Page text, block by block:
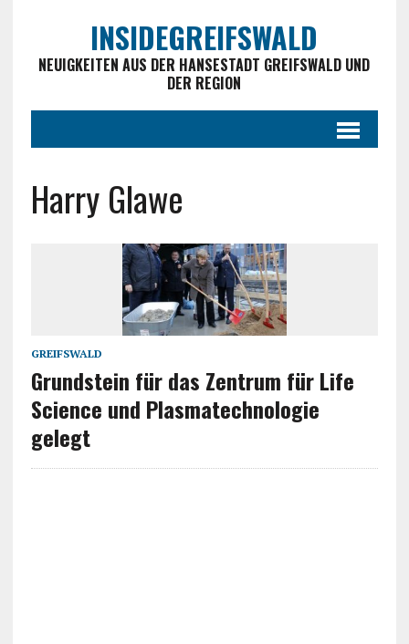
INSIDEGREIFSWALD
NEUIGKEITEN AUS DER HANSESTADT GREIFSWALD UND
DER REGION
Harry Glawe
GREIFSWALD
Grundstein für das Zentrum für Life
Science und Plasmatechnologie
gelegt